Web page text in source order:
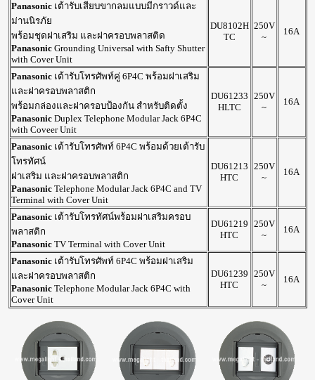
Panasonicเต้ารับเสียบขากลมแบบมีกราวด์และ
ม่านนิรภัย
พร้อมชุดฝาเสริม และฝาครอบพลาสติด
PanasonicGrounding Universal with Safty Shutter
with Cover Unit
DU8102H
TC
250V
~
16A
Panasonicเต้ารับโทรศัพท์คู่ 6P4C พร้อมฝาเสริม
และฝาครอบพลาสติก
พร้อมกล่องและฝาครอบป้องกัน สำหรับติดตั้ง
PanasonicDuplex Telephone Modular Jack 6P4C
with Coveer Unit
DU61233
HLTC
250V
~
16A
Panasonicเต้ารับโทรศัพท์ 6P4C พร้อมด้วยเต้ารับ
โทรทัศน์
ฝาเสริม และฝาครอบพลาสติก
PanasonicTelephone Modular Jack 6P4C and TV
Terminal with Cover Unit
DU61213
HTC
250V
~
16A
Panasonicเต้ารับโทรทัศน์พร้อมฝาเสริมครอบ
พลาสติก
PanasonicTV Terminal with Cover Unit
DU61219
HTC
250V
~
16A
Panasonicเต้ารับโทรศัพท์ 6P4C พร้อมฝาเสริม
และฝาครอบพลาสติก
PanasonicTelephone Modular Jack 6P4C with
Cover Unit
DU61239
HTC
250V
~
16A